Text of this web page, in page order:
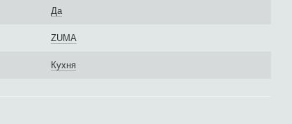
Да
ZUMA
Кухня